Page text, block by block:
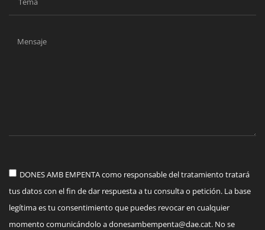
DONES AMB EMPENTA como responsable del tratamiento tratará
tus datos con el fin de dar respuesta a tu consulta o petición. La base
legítima es tu consentimiento que puedes revocar en cualquier
momento comunicándolo adonesambempenta@dae.cat. No se